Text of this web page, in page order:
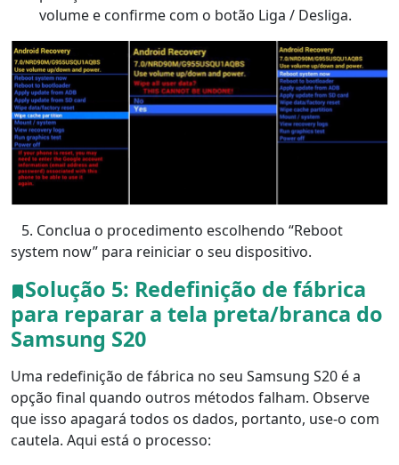
volume e confirme com o botão Liga / Desliga.
5. Conclua o procedimento escolhendo “Reboot
system now” para reiniciar o seu dispositivo.
Solução 5: Redefinição de fábrica
para reparar a tela preta/branca do
Samsung S20
Uma redefinição de fábrica no seu Samsung S20 é a
opção final quando outros métodos falham. Observe
que isso apagará todos os dados, portanto, use-o com
cautela. Aqui está o processo: